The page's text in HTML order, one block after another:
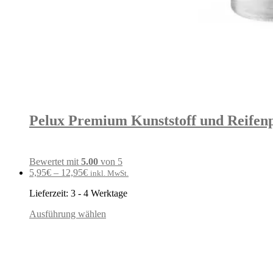
Pelux Premium Kunststoff und
Bewertet mit 5.00 von 5
5,95€ – 12,95€ inkl. MwSt.
Lieferzeit: 3 - 4 Werktage
Ausführung wählen